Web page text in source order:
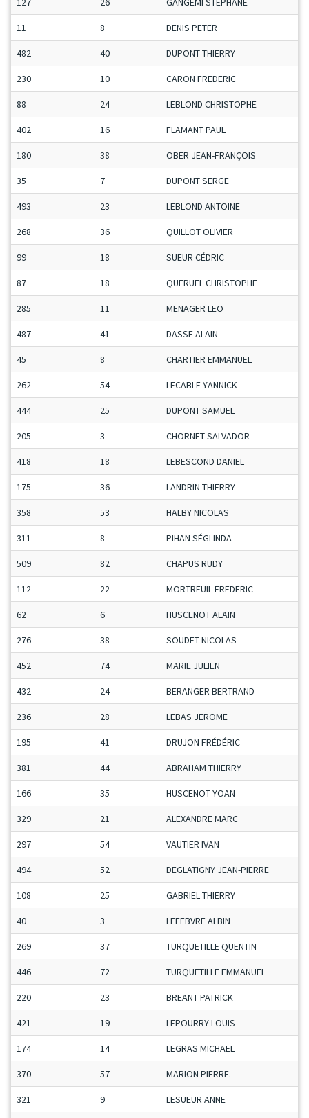
11 8 DENIS PETER
482 40 DUPONT THIERRY
230 10 CARON FREDERIC
88 24 LEBLOND CHRISTOPHE
402 16 FLAMANT PAUL
180 38 OBER JEAN-FRANÇOIS
35 7 DUPONT SERGE
493 23 LEBLOND ANTOINE
268 36 QUILLOT OLIVIER
99 18 SUEUR CÉDRIC
87 18 QUERUEL CHRISTOPHE
285 11 MENAGER LEO
487 41 DASSE ALAIN
45 8 CHARTIER EMMANUEL
262 54 LECABLE YANNICK
444 25 DUPONT SAMUEL
205 3 CHORNET SALVADOR
418 18 LEBESCOND DANIEL
175 36 LANDRIN THIERRY
358 53 HALBY NICOLAS
311 8 PIHAN SÉGLINDA
509 82 CHAPUS RUDY
112 22 MORTREUIL FREDERIC
62 6 HUSCENOT ALAIN
276 38 SOUDET NICOLAS
452 74 MARIE JULIEN
432 24 BERANGER BERTRAND
236 28 LEBAS JEROME
195 41 DRUJON FRÉDÉRIC
381 44 ABRAHAM THIERRY
166 35 HUSCENOT YOAN
329 21 ALEXANDRE MARC
297 54 VAUTIER IVAN
494 52 DEGLATIGNY JEAN-PIERRE
108 25 GABRIEL THIERRY
40 3 LEFEBVRE ALBIN
269 37 TURQUETILLE QUENTIN
446 72 TURQUETILLE EMMANUEL
220 23 BREANT PATRICK
421 19 LEPOURRY LOUIS
174 14 LEGRAS MICHAEL
370 57 MARION PIERRE.
321 9 LESUEUR ANNE